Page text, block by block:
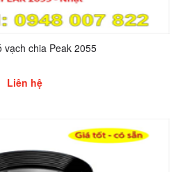
vạch chia Peak 2055
Liên hệ